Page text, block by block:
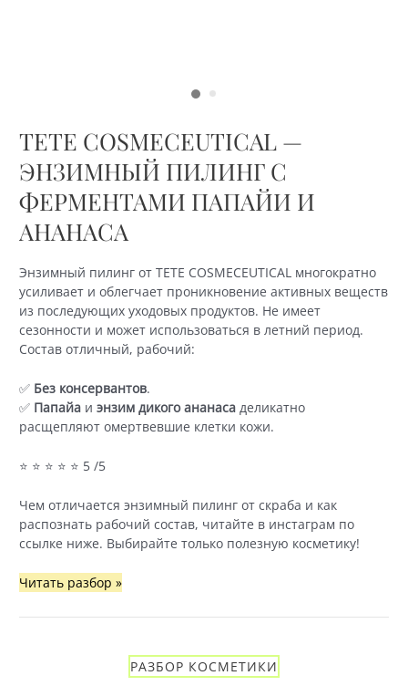
TETE COSMECEUTICAL —
ЭНЗИМНЫЙ ПИЛИНГ С
ФЕРМЕНТАМИ ПАПАЙИ И
АНАНАСА
Энзимный пилинг от TETE COSMECEUTICAL многократно
усиливает и облегчает проникновение активных веществ
из последующих уходовых продуктов. Не имеет
сезонности и может использоваться в летний период.
Состав отличный, рабочий:
✅ Без консервантов.
✅ Папайаи энзим дикого ананасаделикатно
расщепляют омертвевшие клетки кожи.
⭐ ⭐ ⭐ ⭐ ⭐ 5 /5
Чем отличается энзимный пилинг от скраба и как
распознать рабочий состав, читайте в инстаграм по
ссылке ниже. Выбирайте только полезную косметику!
TETE
—
Читать разбор »
РАЗБОР КОСМЕТИКИ